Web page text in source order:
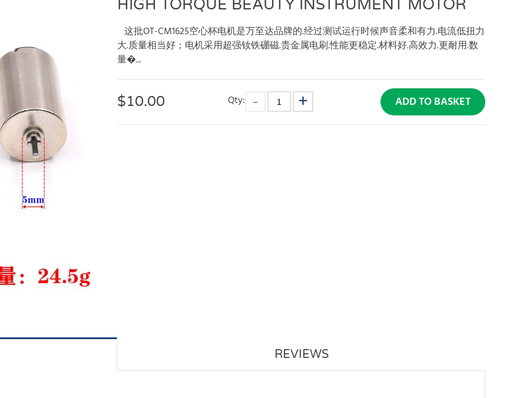
HIGH TORQUE BEAUTY INSTRUMENT MOTOR
这批OT-CM1625空心杯电机是万至达品牌的.经过测试运行时候声音柔和有力.电流低扭力
大.质量相当好；电机采用超强钕铁硼磁.贵金属电刷.性能更稳定.材料好.高效力.更耐用.数
量�...
$10.00 Qty: ADD TO BASKET
REVIEWS